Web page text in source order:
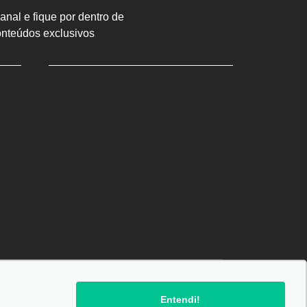
e fique por dentro de
exclusivos
SIGA-NOS:Entendi!